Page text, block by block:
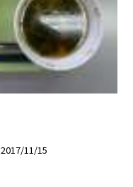
2017/11/15